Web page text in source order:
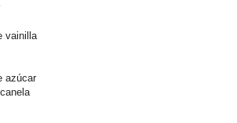
vainilla
azúcar